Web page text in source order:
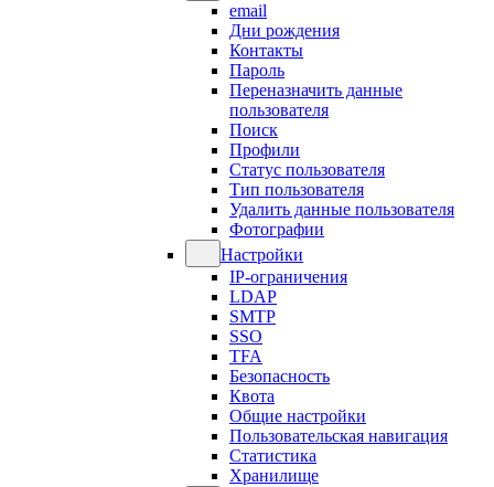
email
Дни рождения
Контакты
Пароль
Переназначить данные
пользователя
Поиск
Профили
Статус пользователя
Тип пользователя
Удалить данные пользователя
Фотографии
Настройки
IP-ограничения
LDAP
SMTP
SSO
TFA
Безопасность
Квота
Общие настройки
Пользовательская навигация
Статистика
Хранилище